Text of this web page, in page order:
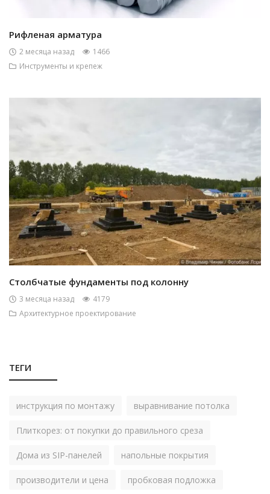
Рифленая арматура
2 месяца назад
1466
Инструменты и крепеж
Столбчатые фундаменты под колонну
3 месяца назад
4179
Архитектурное проектирование
ТЕГИ
инструкция по монтажу выравнивание потолка
Плиткорез: от покупки до правильного среза
Дома из SIP-панелей напольные покрытия
производители и цена пробковая подложка